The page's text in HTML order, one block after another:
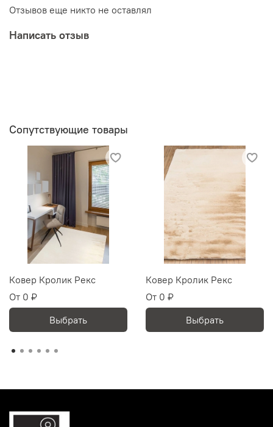
Отзывов еще никто не оставлял
Написать отзыв
Сопутствующие товары
Ковер Кролик Рекс
От 0 ₽
Выбрать
Ковер Кролик Рекс
От 0 ₽
Выбрать